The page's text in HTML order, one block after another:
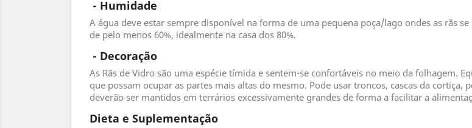
- Humidade
A água deve estar sempre disponível na forma de uma pequena poça/lago ondes as rãs
de pelo menos 60%, idealmente na casa dos 80%.
- Decoração
As Rãs de Vidro são uma espécie tímida e sentem-se confortáveis no meio da folhagem.
que possam ocupar as partes mais altas do mesmo. Pode usar troncos, cascas da
deverão ser mantidos em terrários excessivamente grandes de forma a facilitar a
Dieta e Suplementação